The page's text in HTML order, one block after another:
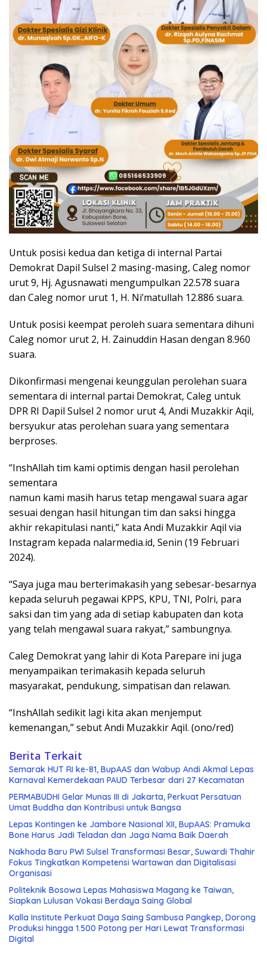
Untuk posisi kedua dan ketiga di internal Partai
Demokrat Dapil Sulsel 2 masing-masing, Caleg nomor
urut 9, Hj. Agusnawati mengumpulkan 22.578 suara
dan Caleg nomor urut 1, H. Ni’matullah 12.886 suara.
Untuk posisi keempat peroleh suara sementara dihuni
Caleg nomor urut 2, H. Zainuddin Hasan dengan 8.960
suara.
Dikonfirmasi mengenai keunggulan perolehan suara
sementara di internal partai Demokrat, Caleg untuk
DPR RI Dapil Sulsel 2 nomor urut 4, Andi Muzakkir Aqil,
bersyukur atas perolehan suara yang sementara
berproses.
“InshAllah tim kami optimis dengan hasil perolehan
sementara
namun kami masih harus tetap mengawal suara agar
sesuai dengan hasil hitungan tim dan saksi hingga
akhir rekapitulasi nanti,” kata Andi Muzakkir Aqil via
Instagram kepada nalarmedia.id, Senin (19 Februari
2024).
“Saya juga mau berterimakasih yang sebesar-besarnya
kepada seluruh pegawai KPPS, KPU, TNI, Polri, para
saksi dan tim yang ada di setiap kabupaten dan kota
yang telah mengawal suara rakyat,” sambungnya.
Caleg Demokrat yang lahir di Kota Parepare ini juga
menyampaikan terimakasih kepada seluruh
masyarakat, pendukung, simpatisan dan relawan.
“InshAllah sedikit lagi kita akan menjemput
kemenangan,” sebut Andi Muzakkir Aqil. (ono/red)
Berita Terkait
Semarak HUT RI ke-81, BupAAS dan Wabup Andi Akmal Lepas
Karnaval Kemerdekaan PAUD Terbesar dari 27 Kecamatan
PERMABUDHI Gelar Munas III di Jakarta, Perkuat Persatuan
Umat Buddha dan Kontribusi untuk Bangsa
Lepas Kontingen ke Jambore Nasional XII, BupAAS: Pramuka
Bone Harus Jadi Teladan dan Jaga Nama Baik Daerah
Nakhoda Baru PWI Sulsel Transformasi Besar, Suwardi Thahir
Fokus Tingkatkan Kompetensi Wartawan dan Digitalisasi
Organisasi
Politeknik Bosowa Lepas Mahasiswa Magang ke Taiwan,
Siapkan Lulusan Vokasi Berdaya Saing Global
Kalla Institute Perkuat Daya Saing Sambusa Pangkep, Dorong
Produksi hingga 1.500 Potong per Hari Lewat Transformasi
Digital